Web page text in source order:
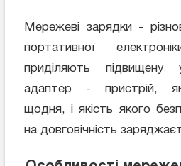
Мережеві зарядки -
портативної
приділяють підвищену
адаптер - пристрій,
щодня, і якість якого
на довговічність